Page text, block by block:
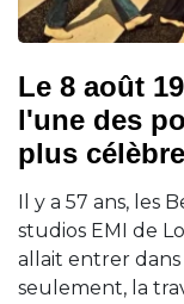
Le 8 août
l'une des
plus
Il y a 57 ans, les
studios EMI de
allait entrer
seulement, la